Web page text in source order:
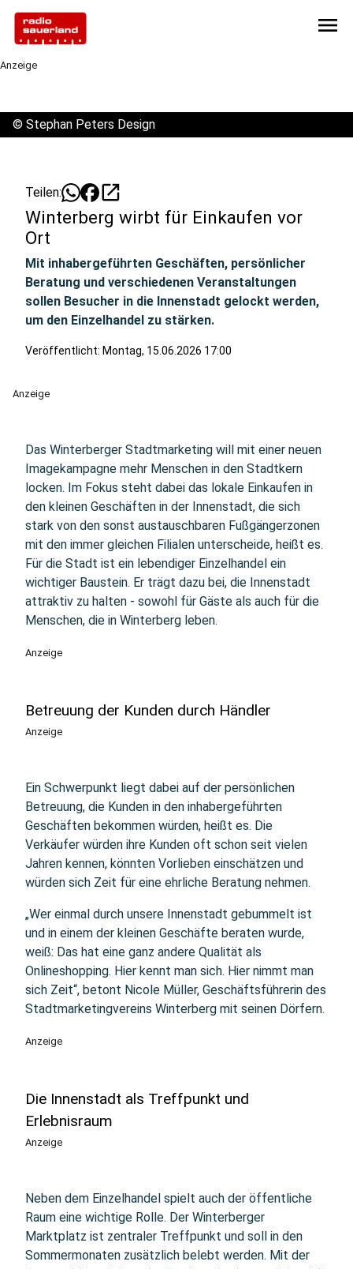
menu
Anzeige
© Stephan Peters Design
Teilen: open_in_new
Winterberg wirbt für Einkaufen vor
Ort
Mit inhabergeführten Geschäften, persönlicher
Beratung und verschiedenen Veranstaltungen
sollen Besucher in die Innenstadt gelockt werden,
um den Einzelhandel zu stärken.
Veröffentlicht: Montag, 15.06.2026 17:00
Anzeige
Das Winterberger Stadtmarketing will mit einer neuen
Imagekampagne mehr Menschen in den Stadtkern
locken. Im Fokus steht dabei das lokale Einkaufen in
den kleinen Geschäften in der Innenstadt, die sich
stark von den sonst austauschbaren Fußgängerzonen
mit den immer gleichen Filialen unterscheide, heißt es.
Für die Stadt ist ein lebendiger Einzelhandel ein
wichtiger Baustein. Er trägt dazu bei, die Innenstadt
attraktiv zu halten - sowohl für Gäste als auch für die
Menschen, die in Winterberg leben.
Anzeige
Betreuung der Kunden durch Händler
Anzeige
Ein Schwerpunkt liegt dabei auf der persönlichen
Betreuung, die Kunden in den inhabergeführten
Geschäften bekommen würden, heißt es. Die
Verkäufer würden ihre Kunden oft schon seit vielen
Jahren kennen, könnten Vorlieben einschätzen und
würden sich Zeit für eine ehrliche Beratung nehmen.
„Wer einmal durch unsere Innenstadt gebummelt ist
und in einem der kleinen Geschäfte beraten wurde,
weiß: Das hat eine ganz andere Qualität als
Onlineshopping. Hier kennt man sich. Hier nimmt man
sich Zeit“, betont Nicole Müller, Geschäftsführerin des
Stadtmarketingvereins Winterberg mit seinen Dörfern.
Anzeige
Die Innenstadt als Treffpunkt und
Erlebnisraum
Anzeige
Neben dem Einzelhandel spielt auch der öffentliche
Raum eine wichtige Rolle. Der Winterberger
Marktplatz ist zentraler Treffpunkt und soll in den
Sommermonaten zusätzlich belebt werden. Mit der